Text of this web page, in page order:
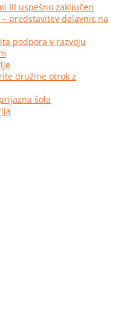
III uspešno zaključen
predstavitev delavnic na
podpora v razvoju
družine otrok z
šola